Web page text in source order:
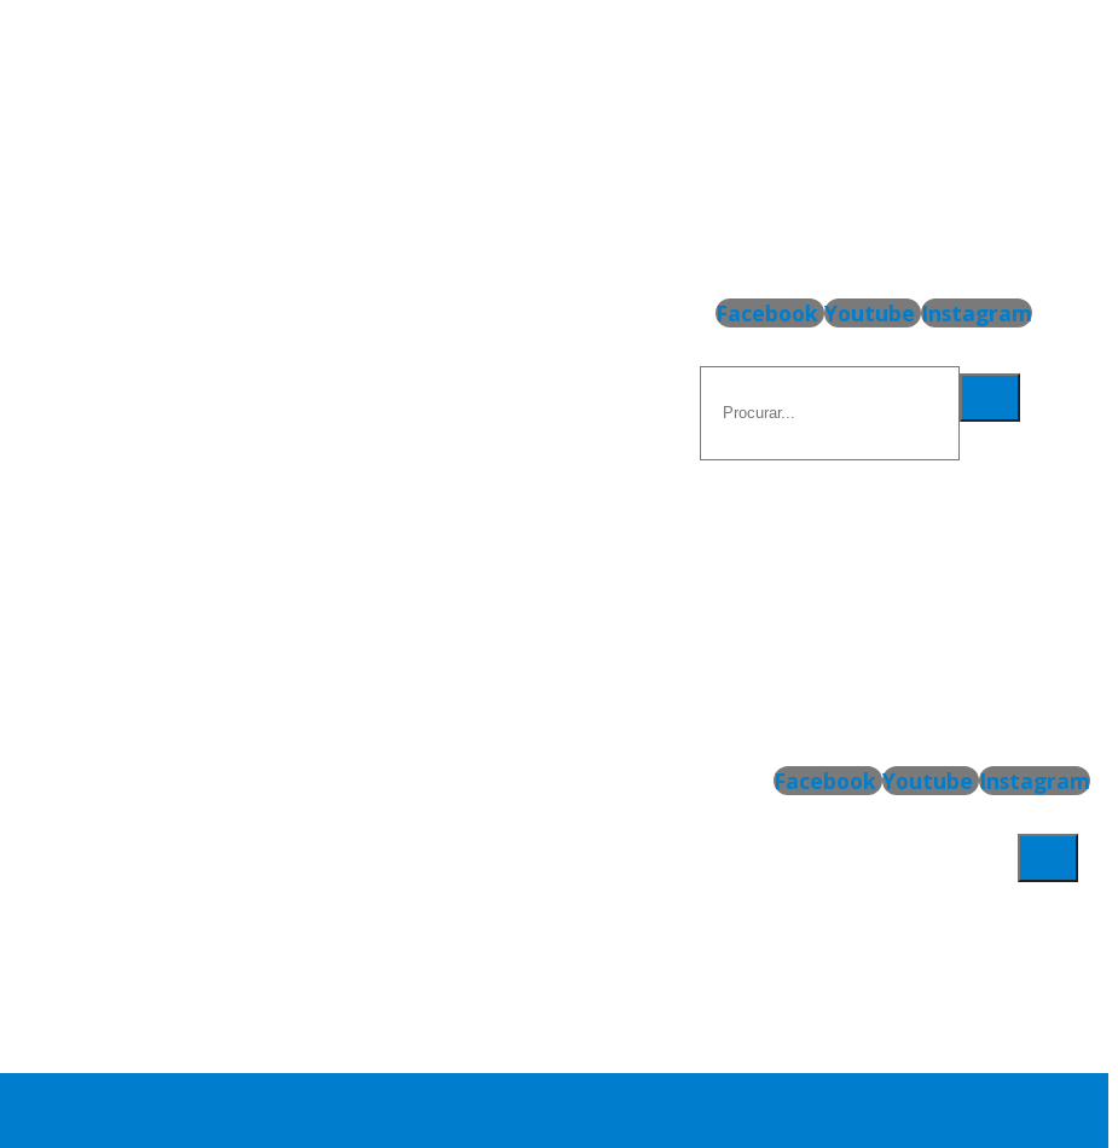
Facebook Youtube Instagram
Facebook Youtube Instagram